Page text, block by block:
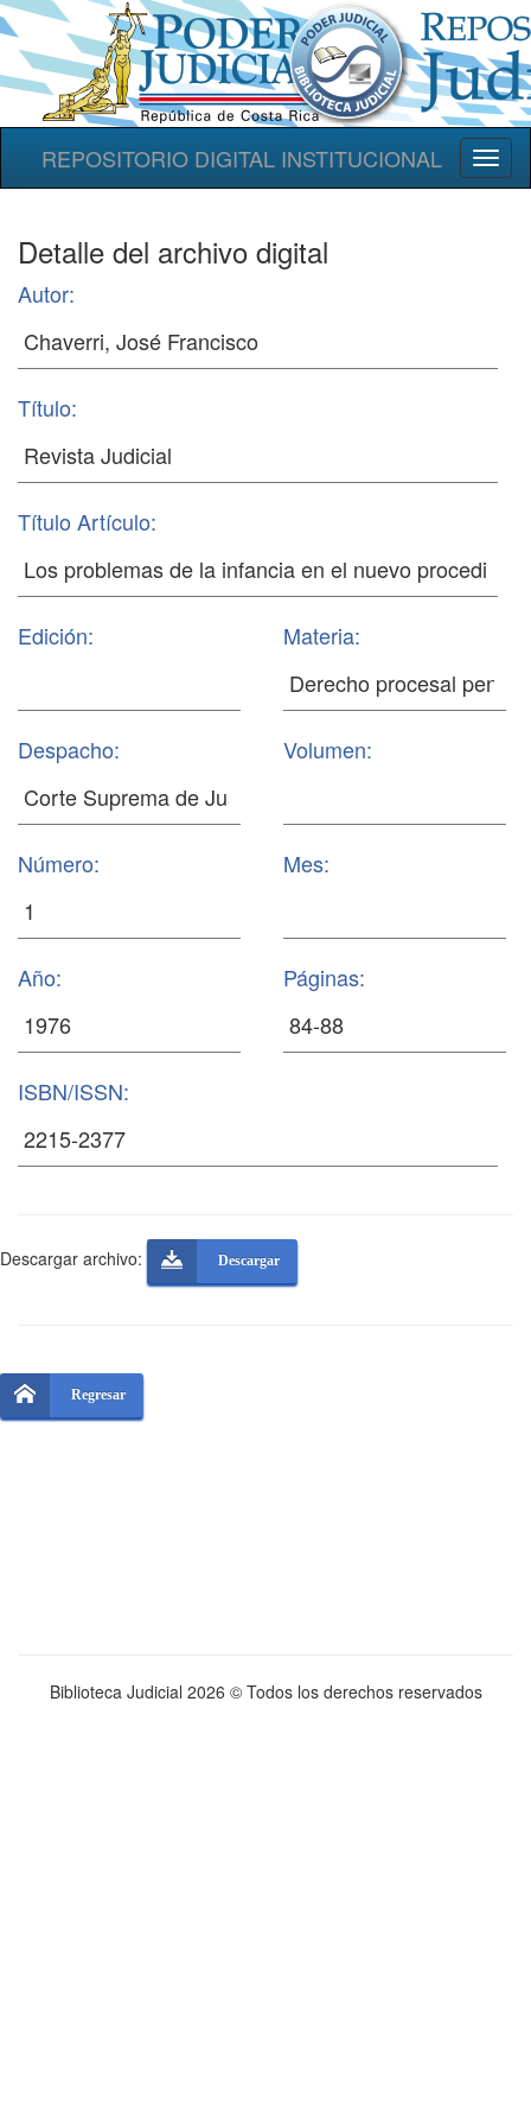
REPOSITORIO DIGITAL INSTITUCIONAL
Detalle del archivo digital
Autor:
Título:
Título Artículo:
Edición: Materia:
Despacho: Volumen:
Número: Mes:
Año: Páginas:
ISBN/ISSN:
Descargar archivo: Descargar
Regresar
Biblioteca Judicial 2026 © Todos los derechos reservados